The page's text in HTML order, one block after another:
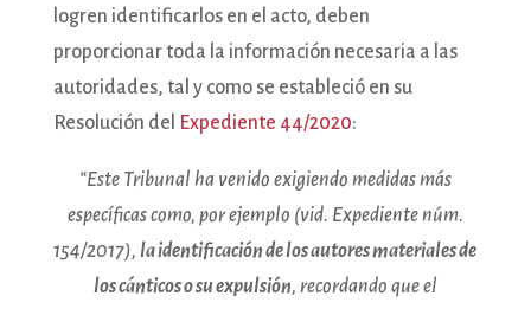
logren identificarlos en el acto, deben
proporcionar toda la información necesaria a las
autoridades, tal y como se estableció en su
Resolución del
Expediente 44/2020:
“Este Tribunal ha venido exigiendo medidas más
específicas como, por ejemplo (vid. Expediente núm.
154/2017),la identificación de los autores materiales de
los cánticos o su expulsión, recordando que el